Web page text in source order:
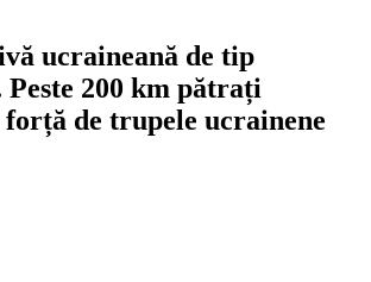
ucraineană de tip
200 km pătrați
de trupele ucrainene